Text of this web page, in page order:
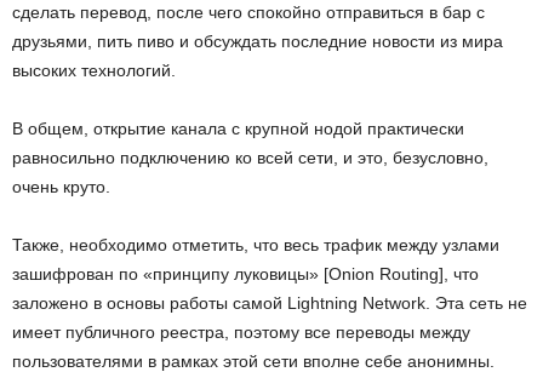
сделать перевод, после чего спокойно отправиться в бар с
друзьями, пить пиво и обсуждать последние новости из мира
высоких технологий.
В общем, открытие канала с крупной нодой практически
равносильно подключению ко всей сети, и это, безусловно,
очень круто.
Также, необходимо отметить, что весь трафик между узлами
зашифрован по «принципу луковицы» [Onion Routing], что
заложено в основы работы самой Lightning Network. Эта сеть не
имеет публичного реестра, поэтому все переводы между
пользователями в рамках этой сети вполне себе анонимны.